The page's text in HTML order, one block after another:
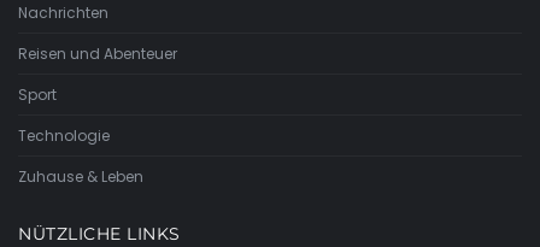
Nachrichten
Reisen und Abenteuer
Sport
Technologie
Zuhause & Leben
NÜTZLICHE LINKS